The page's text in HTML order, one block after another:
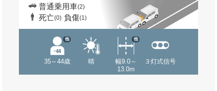
普通乗用車(2)
死亡(0) 負傷(1)
35～44歳
他
晴
幅9.0～
13.0m
他
３灯式信号